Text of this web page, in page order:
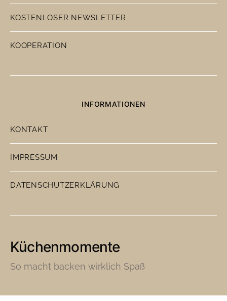
KOSTENLOSER NEWSLETTER
KOOPERATION
INFORMATIONEN
KONTAKT
IMPRESSUM
DATENSCHUTZERKLÄRUNG
Küchenmomente
So macht backen wirklich Spaß